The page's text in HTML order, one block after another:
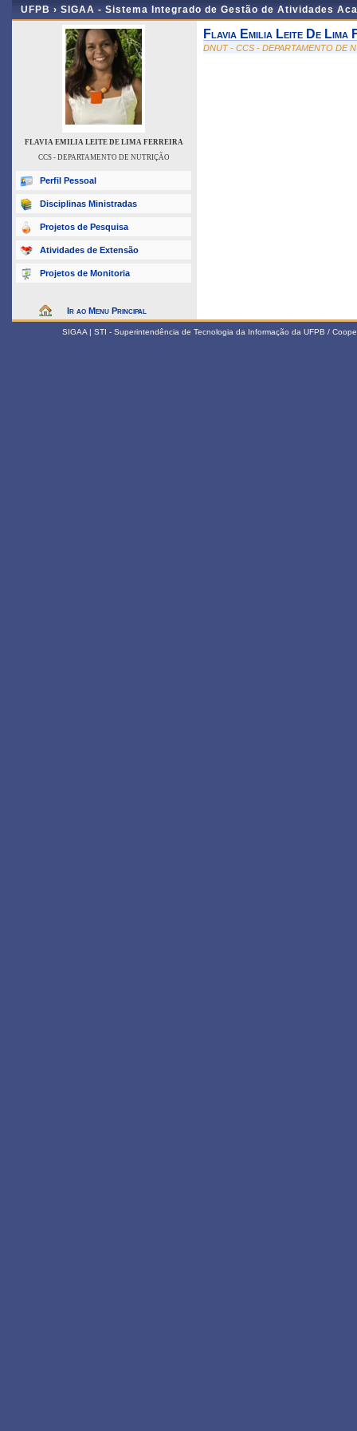
UFPB › SIGAA - Sistema Integrado de Gestão de Atividades
FLAVIA EMILIA LEITE DE LIMA FERREIRA
CCS - DEPARTAMENTO DE NUTRIÇÃO
Perfil Pessoal
Disciplinas Ministradas
Projetos de Pesquisa
Atividades de Extensão
Projetos de Monitoria
Ir ao Menu Principal
Flavia Emilia Leite De Lima
DNUT - CCS - DEPARTAMENTO DE
SIGAA | STI - Superintendência de Tecnologia da Informação da UFPB /